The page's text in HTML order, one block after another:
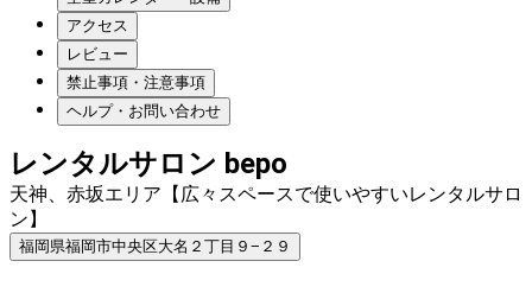
アクセス
レビュー
禁止事項・注意事項
ヘルプ・お問い合わせ
レンタルサロン bepo
天神、赤坂エリア【広々スペースで使いやすいレンタルサロ
ン】
福岡県福岡市中央区大名２丁目９−２９